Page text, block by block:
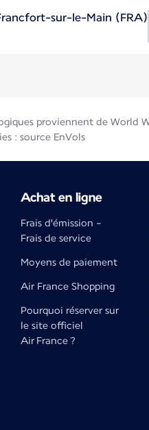
sur-le-Main (FRA)
proviennent de World
: source EnVols
Achat en ligne
Frais d'émission -
Frais de service
Moyens de paiement
Air France Shopping
Pourquoi réserver sur
le site officiel
Air France ?